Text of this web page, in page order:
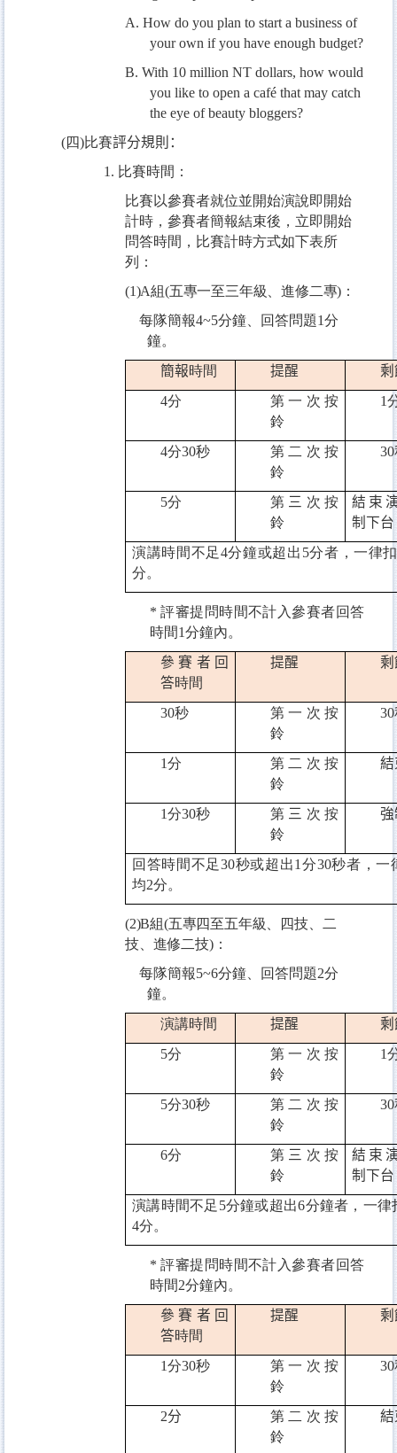
A. How do you plan to start a business of
your own if you have enough budget?
B. With 10 million NT dollars, how would
you like to open a café that may catch
the eye of beauty bloggers?
(四)比賽評分規則：
1. 比賽時間：
比賽以參賽者就位並開始演說即開始
計時，參賽者簡報結束後，立即開始
問答時間，比賽計時方式如下表所
列：
(1)A組(五專一至三年級、進修二專) ：
每隊簡報4~5分鐘、回答問題1分
鐘。
簡報時間 提醒
剩
4分
第一次按
鈴
1
4分30秒
第二次按
鈴
30
5分 第 三 次按
鈴
結束
制下台
演講時間不足4分鐘或超出 5分者，一律
分。
*評審提問時間不計入參賽者回答
時間1分鐘內。
參賽者回
答時間
提醒 剩
30秒
第一次按
鈴
30
1分
第二次按
鈴
結
1分30秒 第 三 次按
鈴
強
回答時間不足30秒或超出1 分30秒者，一
均2分。
(2)B組(五專四至五年級、四技、二
技、進修二技)：
每隊簡報5~6分鐘、回答問題2分
鐘。
演講時間
提醒
剩
5分
第一次按
鈴
1
5分30秒
第二次按
鈴
30
6分 第 三 次按
鈴
結束
制下台
演講時間不足 5分鐘或超出6分鐘者，一律
4分。
*評審提問時間不計入參賽者回答
時間2分鐘內。
參賽者回
答時間
提醒 剩
1分30秒
第一次按
鈴
30
2分
第二次按
鈴
結